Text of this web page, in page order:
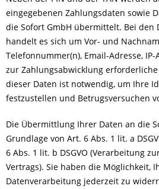
eingegebenen Zahlungsdaten sowie
die Sofort GmbH übermittelt. Bei den
handelt es sich um Vor- und
Telefonnummer(n), Email-Adresse,
zur Zahlungsabwicklung
dieser Daten ist notwendig, um Ihre
festzustellen und Betrugsversuchen
Die Übermittlung Ihrer Daten an die
Grundlage von Art. 6 Abs. 1 lit. a
6 Abs. 1 lit. b DSGVO (Verarbeitung
Vertrags). Sie haben die Möglichkeit,
Datenverarbeitung jederzeit zu